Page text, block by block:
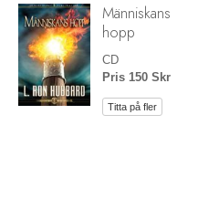
Människans
hopp
CD
Pris 150 Skr
Titta på fler